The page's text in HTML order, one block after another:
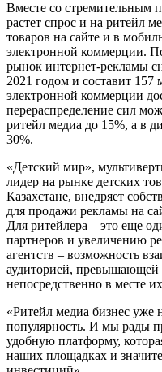
Вместе со стремительным
растет спрос и на ритейл
товаров на сайте и в
электронной коммерции.
рынок интернет-рекламы
2021 годом и составит
электронной коммерции
перераспределение сил
ритейл медиа до 15%, а в
30%.
«Детский мир»,
лидер на рынке детских
Казахстане, внедряет
для продажи рекламы на
Для ритейлера – это еще
партнеров и увеличению
агентств – возможность
аудиторией, превышающей
непосредственно в месте
«Ритейл медиа бизнес уже
популярность. И мы рады
удобную платформу,
наших площадках и